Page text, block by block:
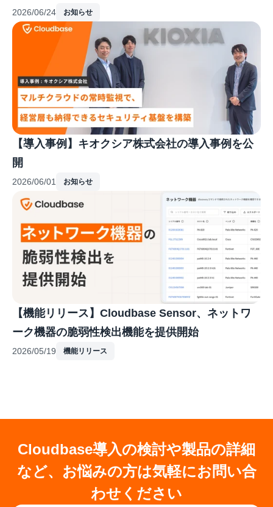
2026/06/24 お知らせ
【導入事例】キオクシア株式会社の導入事例を公
開
2026/06/01 お知らせ
【機能リリース】Cloudbase Sensor、ネットワ
ーク機器の脆弱性検出機能を提供開始
2026/05/19 機能リリース
Cloudbase導入の検討や製品の詳細
など、お悩みの方は気軽にお問い合
わせください